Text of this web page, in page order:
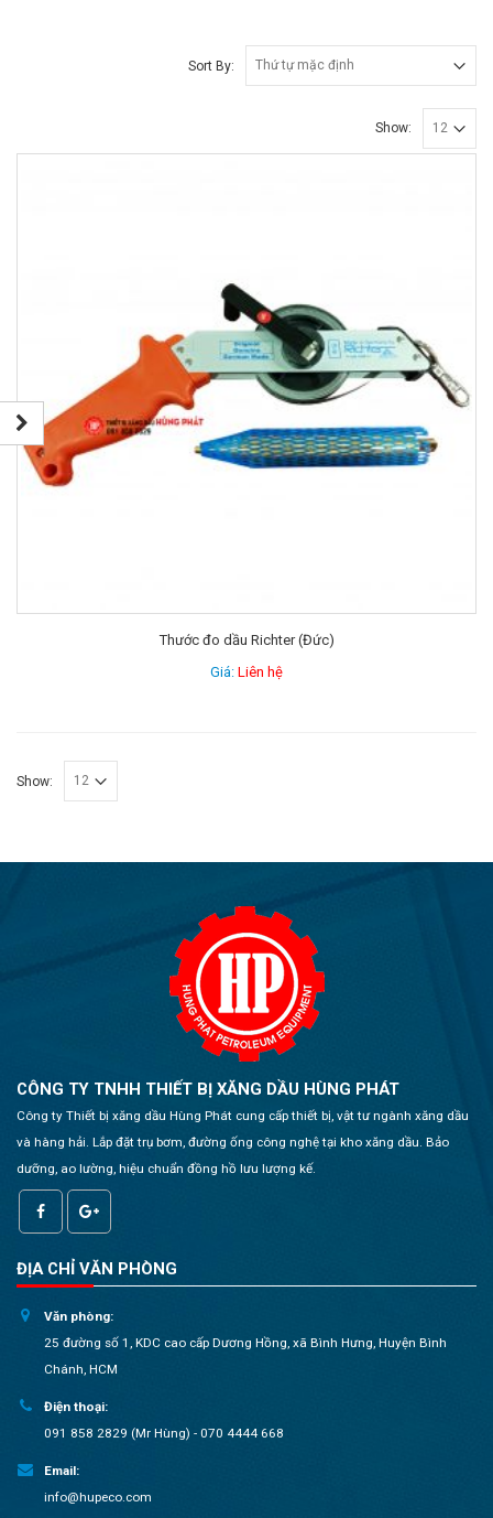
Sort By:
Show:
Thước đo dầu Richter (Đức)
Giá: Liên hệ
Show:
CÔNG TY TNHH THIẾT BỊ XĂNG DẦU HÙNG PHÁT
Công ty Thiết bị xăng dầu Hùng Phát cung cấp thiết bị, vật tư ngành xăng dầu
và hàng hải. Lắp đặt trụ bơm, đường ống công nghệ tại kho xăng dầu. Bảo
dưỡng, ao lường, hiệu chuẩn đồng hồ lưu lượng kế.
ĐỊA CHỈ VĂN PHÒNG
Văn phòng:
25 đường số 1, KDC cao cấp Dương Hồng, xã Bình Hưng, Huyện Bình
Chánh, HCM
Điện thoại:
091 858 2829 (Mr Hùng) - 070 4444 668
Email:
info@hupeco.com